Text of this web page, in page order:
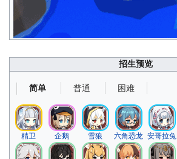
招生预览
简单 普通 困难
精卫 企鹅 雪狼 六角恐龙 安哥拉兔